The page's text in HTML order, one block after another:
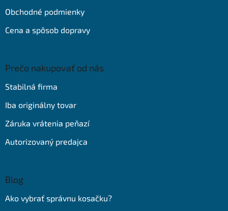
Obchodné podmienky
Cena a spôsob dopravy
Prečo nakupovať od nás
Stabilná firma
Iba originálny tovar
Záruka vrátenia peňazí
Autorizovaný predajca
Blog
Ako vybrať správnu kosačku?